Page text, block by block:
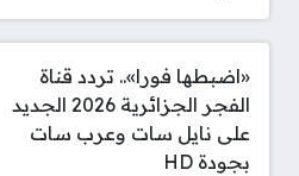
«اضبطها فورا».. تردد قناة
الفجر الجزائرية 2026 الجديد
على نايل سات وعرب سات
بجودة HD